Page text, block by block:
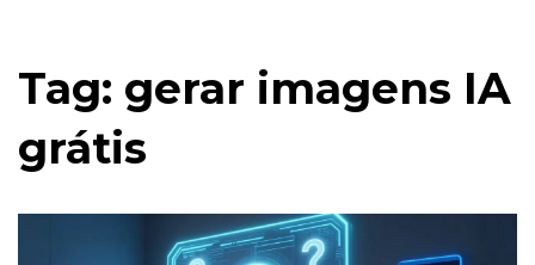
Tag: gerar imagens IA
grátis